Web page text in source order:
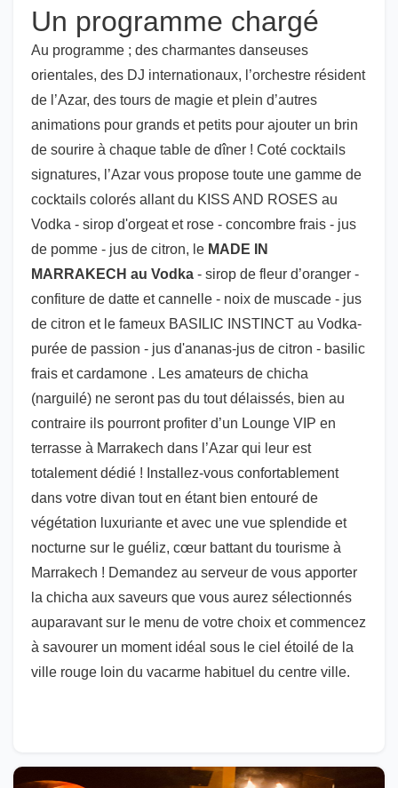
Un programme chargé
Au programme ; des charmantes danseuses
orientales, des DJ internationaux, l’orchestre résident
de l’Azar, des tours de magie et plein d’autres
animations pour grands et petits pour ajouter un brin
de sourire à chaque table de dîner ! Coté cocktails
signatures, l’Azar vous propose toute une gamme de
cocktails colorés allant du KISS AND ROSES au
Vodka - sirop d'orgeat et rose - concombre frais - jus
de pomme - jus de citron, le MADE IN
MARRAKECH au Vodka - sirop de fleur d’oranger -
confiture de datte et cannelle - noix de muscade - jus
de citron et le fameux BASILIC INSTINCT au Vodka-
purée de passion - jus d'ananas-jus de citron - basilic
frais et cardamone . Les amateurs de chicha
(narguilé) ne seront pas du tout délaissés, bien au
contraire ils pourront profiter d’un Lounge VIP en
terrasse à Marrakech dans l’Azar qui leur est
totalement dédié ! Installez-vous confortablement
dans votre divan tout en étant bien entouré de
végétation luxuriante et avec une vue splendide et
nocturne sur le guéliz, cœur battant du tourisme à
Marrakech ! Demandez au serveur de vous apporter
la chicha aux saveurs que vous aurez sélectionnés
auparavant sur le menu de votre choix et commencez
à savourer un moment idéal sous le ciel étoilé de la
ville rouge loin du vacarme habituel du centre ville.